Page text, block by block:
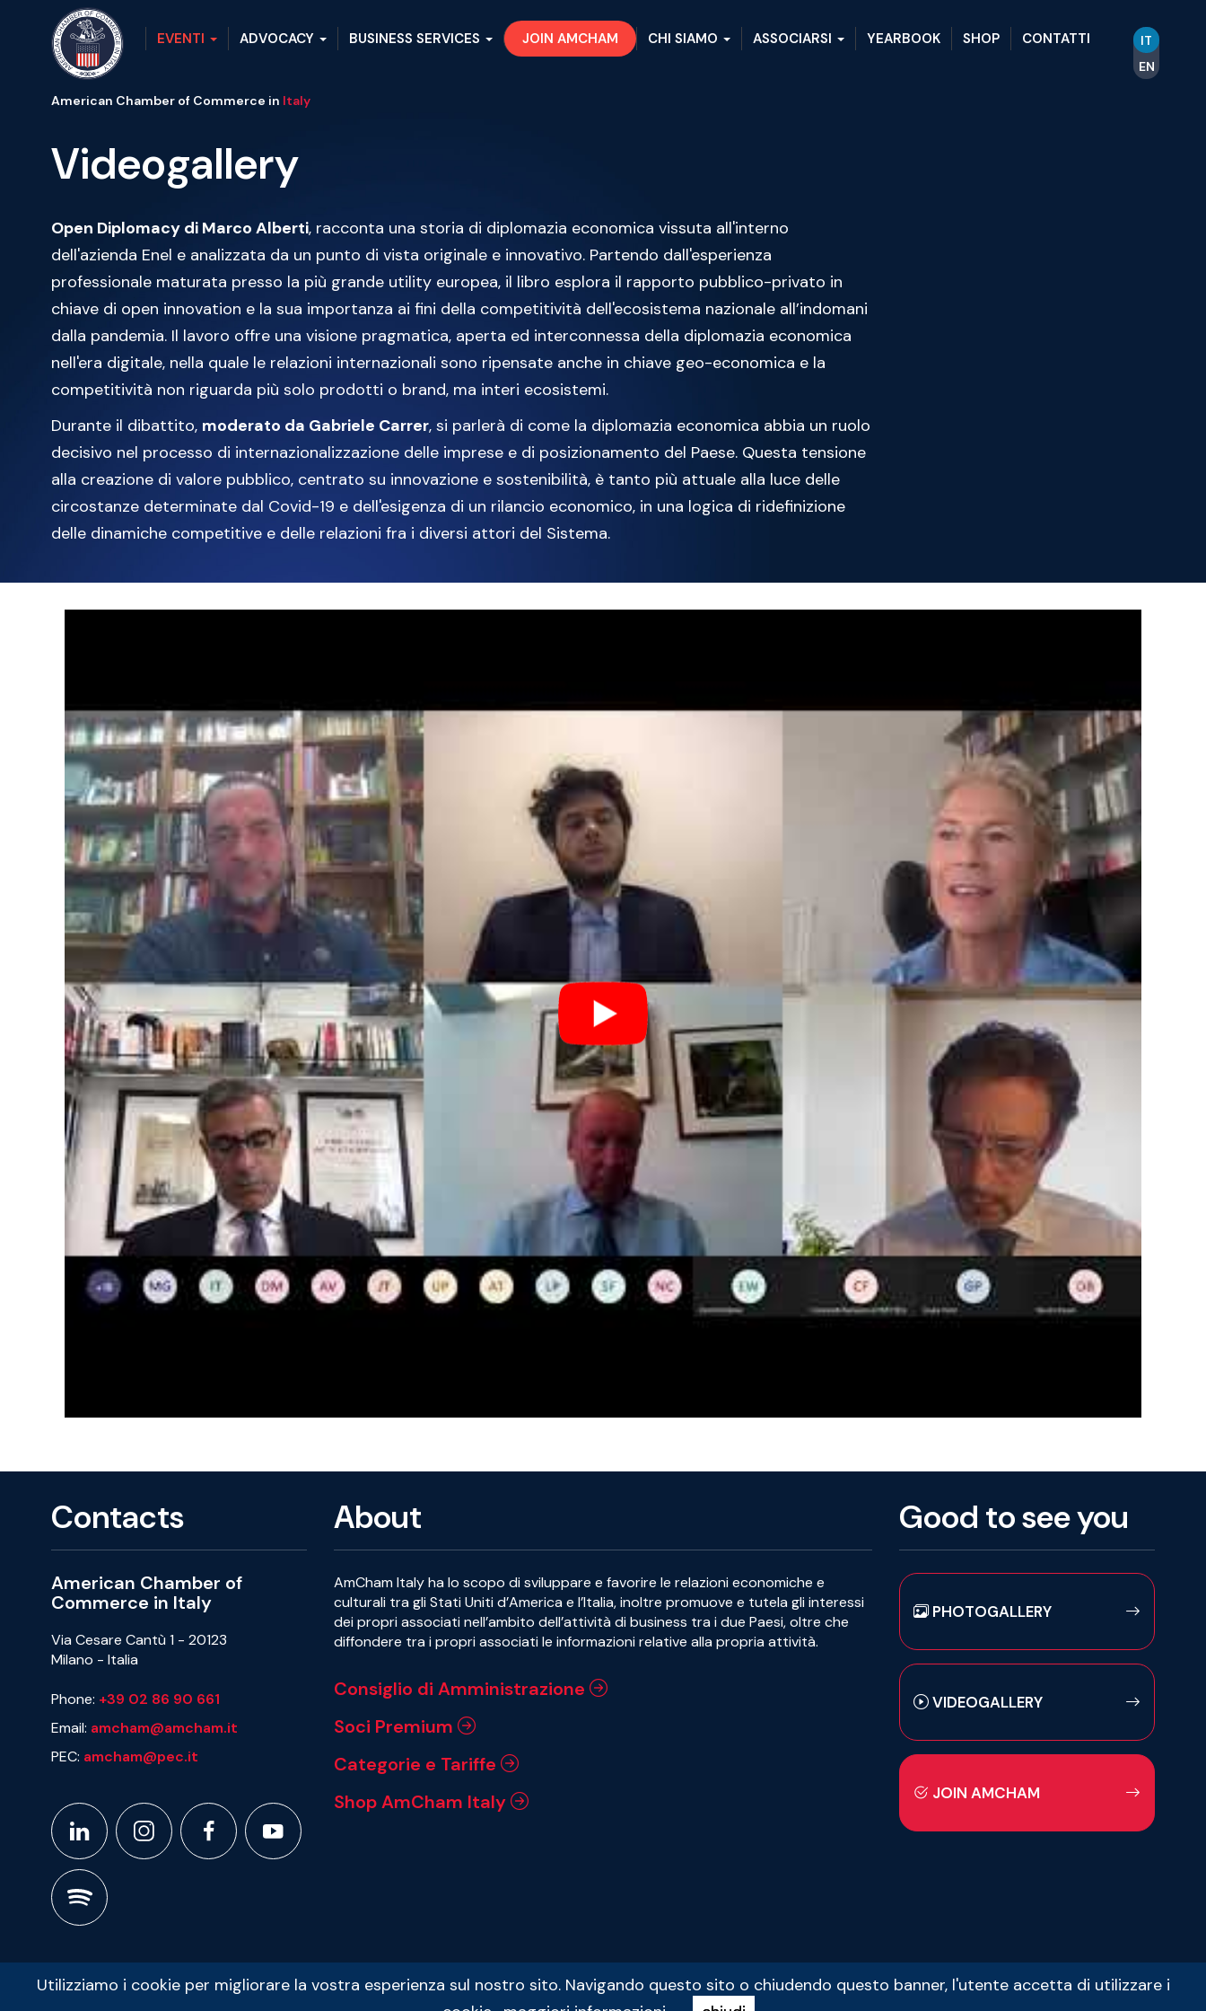
Utilizziamo i cookie per migliorare la vostra esperienza sul nostro sito. Navigando questo sito o chiudendo questo banner, l'utente accetta di utilizzare i
EVENTI ADVOCACY BUSINESS SERVICES JOIN AMCHAM CHI SIAMO ASSOCIARSI YEARBOOK SHOP CONTATTI
IT
EN
American Chamber of Commerce in Italy
Videogallery
Open Diplomacy di Marco Alberti, racconta una storia di diplomazia economica vissuta all'interno
dell'azienda Enel e analizzata da un punto di vista originale e innovativo. Partendo dall'esperienza
professionale maturata presso la più grande utility europea, il libro esplora il rapporto pubblico-privato in
chiave di open innovation e la sua importanza ai fini della competitività dell'ecosistema nazionale all’indomani
dalla pandemia. Il lavoro offre una visione pragmatica, aperta ed interconnessa della diplomazia economica
nell'era digitale, nella quale le relazioni internazionali sono ripensate anche in chiave geo-economica e la
competitività non riguarda più solo prodotti o brand, ma interi ecosistemi.
Durante il dibattito, moderato da Gabriele Carrer, si parlerà di come la diplomazia economica abbia un ruolo
decisivo nel processo di internazionalizzazione delle imprese e di posizionamento del Paese. Questa tensione
alla creazione di valore pubblico, centrato su innovazione e sostenibilità, è tanto più attuale alla luce delle
circostanze determinate dal Covid-19 e dell'esigenza di un rilancio economico, in una logica di ridefinizione
delle dinamiche competitive e delle relazioni fra i diversi attori del Sistema.
Contacts
American Chamber of
Commerce in Italy
Via Cesare Cantù 1 - 20123
Milano - Italia
Phone: +39 02 86 90 661
Email: amcham@amcham.it
PEC: amcham@pec.it
About
AmCham Italy ha lo scopo di sviluppare e favorire le relazioni economiche e
culturali tra gli Stati Uniti d’America e l’Italia, inoltre promuove e tutela gli interessi
dei propri associati nell’ambito dell’attività di business tra i due Paesi, oltre che
diffondere tra i propri associati le informazioni relative alla propria attività.
Consiglio di Amministrazione
Soci Premium
Categorie e Tariffe
Shop AmCham Italy
Good to see you
PHOTOGALLERY
VIDEOGALLERY
JOIN AMCHAM
P.IVA 01151000153 Condizioni di Utilizzo Privacy Policy